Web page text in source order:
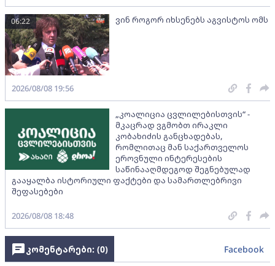
ვინ როგორ იხსენებს აგვისტოს ომს
06:22
2026/08/08 19:56
„კოალიცია ცვლილებისთვის“ -
მკაცრად ვგმობთ ირაკლი
კობახიძის განცხადებას,
რომლითაც მან საქართველოს
ეროვნული ინტერესების
საწინააღმდეგოდ შეგნებულად
გააყალბა ისტორიული ფაქტები და სამართლებრივი
შეფასებები
2026/08/08 18:48
კომენტარები: (0) Facebook